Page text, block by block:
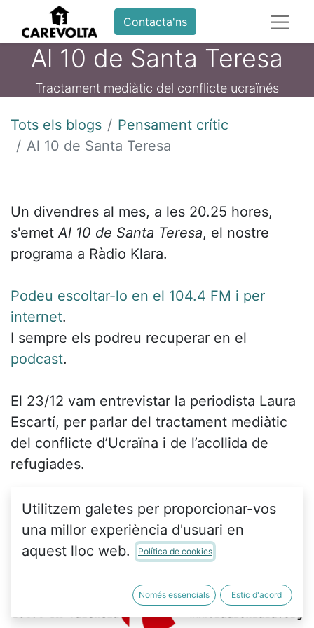
Contacta'ns
Al 10 de Santa Teresa
Tractament mediàtic del conflicte ucraïnés
Tots els blogs
Pensament crític
Al 10 de Santa Teresa
Un divendres al mes, a les 20.25 hores,
s'emetAl 10 de Santa Teresa, el nostre
programa a Ràdio Klara.
Podeu escoltar-lo en el 104.4 FM i per
internet.
I sempre els podreu recuperar en el
podcast.
El 23/12 vam entrevistar la periodista Laura
Escartí, per parlar del tractament mediàtic
del conflicte d’Ucraïna i de l’acollida de
refugiades.
Utilitzem galetes per proporcionar-vos
una millor experiència d'usuari en
aquest lloc web.
Política de cookies
Només essencials Estic d'acord